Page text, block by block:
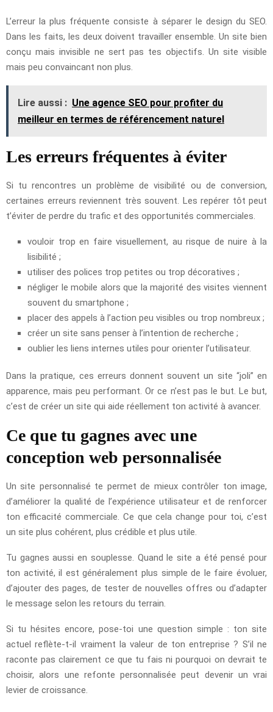
L’erreur la plus fréquente consiste à séparer le design du SEO.
Dans les faits, les deux doivent travailler ensemble. Un site bien
conçu mais invisible ne sert pas tes objectifs. Un site visible
mais peu convaincant non plus.
Lire aussi : Une agence SEO pour profiter du
meilleur en termes de référencement naturel
Les erreurs fréquentes à éviter
Si tu rencontres un problème de visibilité ou de conversion,
certaines erreurs reviennent très souvent. Les repérer tôt peut
t’éviter de perdre du trafic et des opportunités commerciales.
vouloir trop en faire visuellement, au risque de nuire à la
lisibilité ;
utiliser des polices trop petites ou trop décoratives ;
négliger le mobile alors que la majorité des visites viennent
souvent du smartphone ;
placer des appels à l’action peu visibles ou trop nombreux ;
créer un site sans penser à l’intention de recherche ;
oublier les liens internes utiles pour orienter l’utilisateur.
Dans la pratique, ces erreurs donnent souvent un site “joli” en
apparence, mais peu performant. Or ce n’est pas le but. Le but,
c’est de créer un site qui aide réellement ton activité à avancer.
Ce que tu gagnes avec une
conception web personnalisée
Un site personnalisé te permet de mieux contrôler ton image,
d’améliorer la qualité de l’expérience utilisateur et de renforcer
ton efficacité commerciale. Ce que cela change pour toi, c’est
un site plus cohérent, plus crédible et plus utile.
Tu gagnes aussi en souplesse. Quand le site a été pensé pour
ton activité, il est généralement plus simple de le faire évoluer,
d’ajouter des pages, de tester de nouvelles offres ou d’adapter
le message selon les retours du terrain.
Si tu hésites encore, pose-toi une question simple : ton site
actuel reflète-t-il vraiment la valeur de ton entreprise ? S’il ne
raconte pas clairement ce que tu fais ni pourquoi on devrait te
choisir, alors une refonte personnalisée peut devenir un vrai
levier de croissance.